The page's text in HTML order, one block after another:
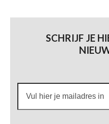
SCHRIJF JE
hier
je